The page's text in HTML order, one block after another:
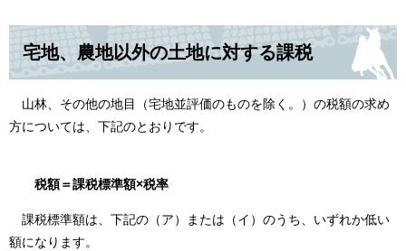
宅地、農地以外の土地に対する課税
山林、その他の地目（宅地並評価のものを除く。）の税額の求め
方については、下記のとおりです。
税額＝課税標準額×税率
課税標準額は、下記の（ア）または（イ）のうち、いずれか低い
額になります。